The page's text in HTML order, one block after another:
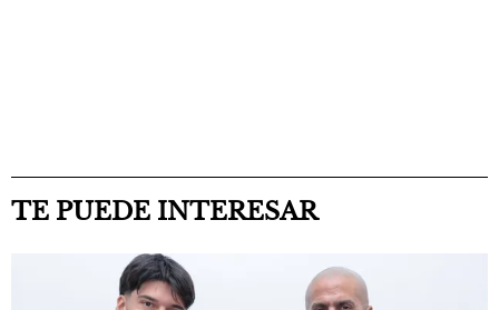
TE PUEDE INTERESAR